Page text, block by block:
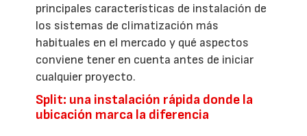
principales características de instalación de
los sistemas de climatización más
habituales en el mercado y qué aspectos
conviene tener en cuenta antes de iniciar
cualquier proyecto.
Split: una instalación rápida donde la
ubicación marca la diferencia